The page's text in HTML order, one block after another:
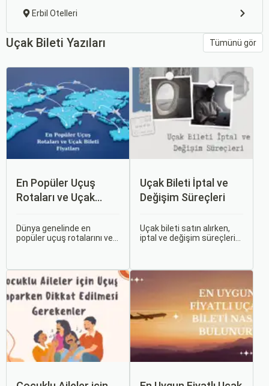
Erbil Otelleri
Uçak Bileti Yazıları Tümünü gör
En Popüler Uçuş
Rotaları ve Uçak
Dünya genelinde en
popüler uçuş rotalarını ve
kapsamlı bir konudur. En
popüler rotalar, çeşitli
faktörlere bağlı olarak
değişebilir; bunlar arasında
ekonomik durumlar, turizm
trendleri ve uluslararası
ilişkiler bulunmaktadır.
Uçak Bileti İptal ve
Değişim Süreçleri
Uçak bileti satın alırken,
iptal ve değişim süreçlerini
büyük avantaj sağlar. Bu
ve değişim süreçlerinin
nasıl işlediği, hangi
durumlarda ücret iadesi
alabileceğiniz konularına
değineceğiz.